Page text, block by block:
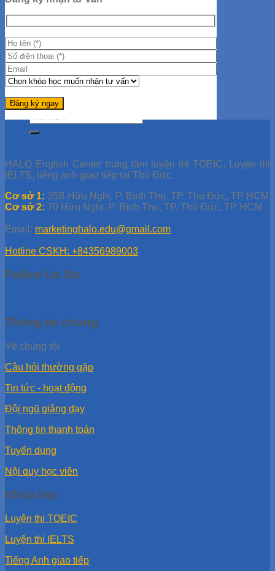
Hướng Dẫn Giải Đề IELTS
Học IELTS Online
Tips Học IELTS
Giải đề TOEIC
Giải đề ETS 2019
Giải đề ETS 2020
Học TOEIC Online
HALO English Center trung tâm luyện thi TOEIC, Luyện thi
IELTS, tiếng anh giao tiếp tại Thủ Đức.
Cơ sở 1: 35B Hữu Nghị, P. Bình Thọ, TP. Thủ Đức, TP HCM
Cơ sở 2: 70 Hữu Nghị, P. Bình Thọ, TP. Thủ Đức, TP HCM
Email: marketinghalo.edu@gmail.com
Hotline CSKH: +84356989003
Follow Us On
Thông tin chung
Về chúng tôi
Câu hỏi thường gặp
Tin tức - hoạt động
Đội ngũ giảng dạy
Thông tin thanh toán
Tuyển dụng
Nội quy học viên
Khóa học
Luyện thi TOEIC
Luyện thi IELTS
Tiếng Anh giao tiếp